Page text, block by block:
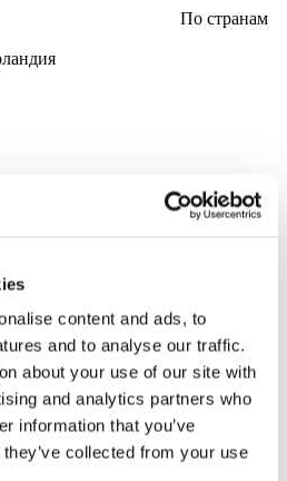
content and ads, to
and to analyse our traffic.
about your use of our site with
and analytics partners who
information that you’ve
collected from your use
По странам